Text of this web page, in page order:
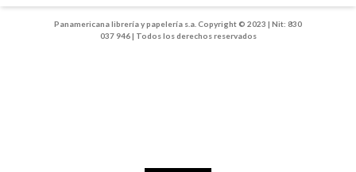
Panamericana librería y papelería s.a. Copyright © 2023 | Nit: 830
037 946 | Todos los derechos reservados